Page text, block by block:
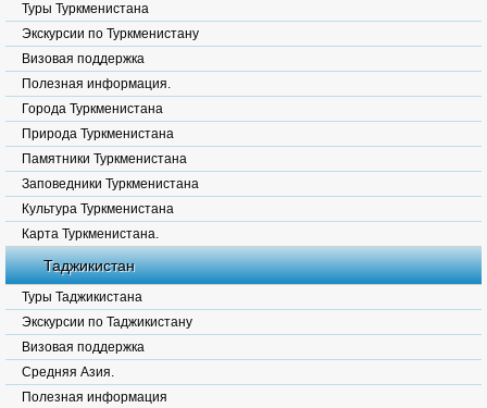
Туры Туркменистана
Экскурсии по Туркменистану
Визовая поддержка
Полезная информация.
Города Туркменистана
Природа Туркменистана
Памятники Туркменистана
Заповедники Туркменистана
Культура Туркменистана
Карта Туркменистана.
Таджикистан
Туры Таджикистана
Экскурсии по Таджикистану
Визовая поддержка
Средняя Азия.
Полезная информация